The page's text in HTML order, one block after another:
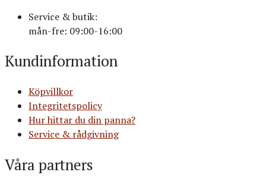
Service & butik:
mån-fre: 09:00-16:00
Kundinformation
Köpvillkor
Integritetspolicy
Hur hittar du din panna?
Service & rådgivning
Våra partners